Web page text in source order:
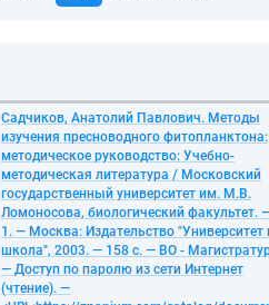
Садчиков, Анатолий Павлович. Методы
изучения пресноводного фитопланктона:
методическое руководство: Учебно-
методическая литература / Московский
государственный университет им. М.В.
Ломоносова, биологический факультет.
1. — Москва: Издательство "Университет
школа", 2003. — 158 с. — ВО -
— Доступ по паролю из сети Интернет
(чтение). —